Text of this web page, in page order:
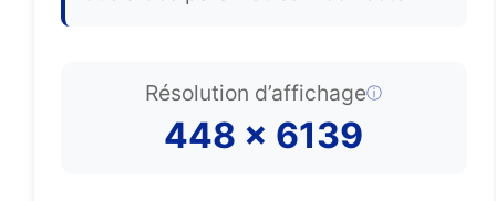
Résolution d’affichageⓘ
448 × 6139